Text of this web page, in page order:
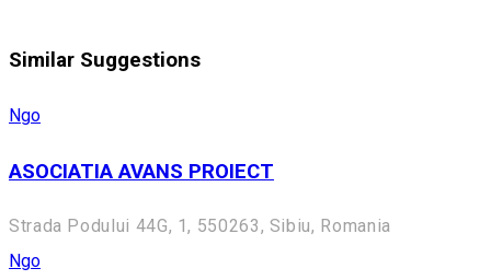
Similar Suggestions
Ngo
ASOCIATIA AVANS PROIECT
Strada Podului 44G, 1, 550263, Sibiu, Romania
Ngo